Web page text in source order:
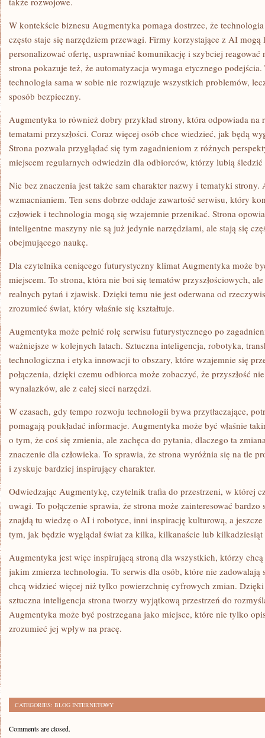
W kontekście biznesu Augmentyka pomaga dostrzec, że
często staje się narzędziem przewagi. Firmy korzystające z AI mogą
personalizować ofertę, usprawniać komunikację i szybciej
strona pokazuje też, że automatyzacja wymaga etycznego
technologia sama w sobie nie rozwiązuje wszystkich problemów,
sposób bezpieczny.
Augmentyka to również dobry przykład strony, która odpowiada na
tematami przyszłości. Coraz więcej osób chce wiedzieć, jak będą
Strona pozwala przyglądać się tym zagadnieniom z różnych
miejscem regularnych odwiedzin dla odbiorców, którzy lubią śledzić
Nie bez znaczenia jest także sam charakter nazwy i tematyki
wzmacnianiem. Ten sens dobrze oddaje zawartość serwisu, który
człowiek i technologia mogą się wzajemnie przenikać. Strona
inteligentne maszyny nie są już jedynie narzędziami, ale stają się
obejmującego naukę.
Dla czytelnika ceniącego futurystyczny klimat Augmentyka może
miejscem. To strona, która nie boi się tematów przyszłościowych,
realnych pytań i zjawisk. Dzięki temu nie jest oderwana od
zrozumieć świat, który właśnie się kształtuje.
Augmentyka może pełnić rolę serwisu futurystycznego po
ważniejsze w kolejnych latach. Sztuczna inteligencja, robotyka,
technologiczna i etyka innowacji to obszary, które wzajemnie się
połączenia, dzięki czemu odbiorca może zobaczyć, że przyszłość
wynalazków, ale z całej sieci narzędzi.
W czasach, gdy tempo rozwoju technologii bywa przytłaczające,
pomagają poukładać informacje. Augmentyka może być właśnie
o tym, że coś się zmienia, ale zachęca do pytania, dlaczego ta
znaczenie dla człowieka. To sprawia, że strona wyróżnia się na tle
i zyskuje bardziej inspirujący charakter.
Odwiedzając Augmentykę, czytelnik trafia do przestrzeni, w której
uwagi. To połączenie sprawia, że strona może zainteresować
znajdą tu wiedzę o AI i robotyce, inni inspirację kulturową, a
tym, jak będzie wyglądał świat za kilka, kilkanaście lub kilkadziesiąt
Augmentyka jest więc inspirującą stroną dla wszystkich, którzy
jakim zmierza technologia. To serwis dla osób, które nie
chcą widzieć więcej niż tylko powierzchnię cyfrowych zmian.
sztuczna inteligencja strona tworzy wyjątkową przestrzeń do
Augmentyka może być postrzegana jako miejsce, które nie tylko
zrozumieć jej wpływ na pracę.
CATEGORIES: BLOG INTERNETOWY
Comments are closed.